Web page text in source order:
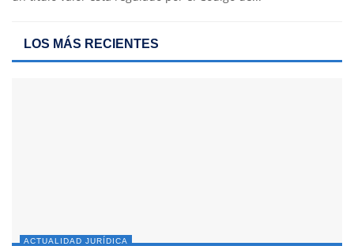
LOS MÁS RECIENTES
ACTUALIDAD JURÍDICA